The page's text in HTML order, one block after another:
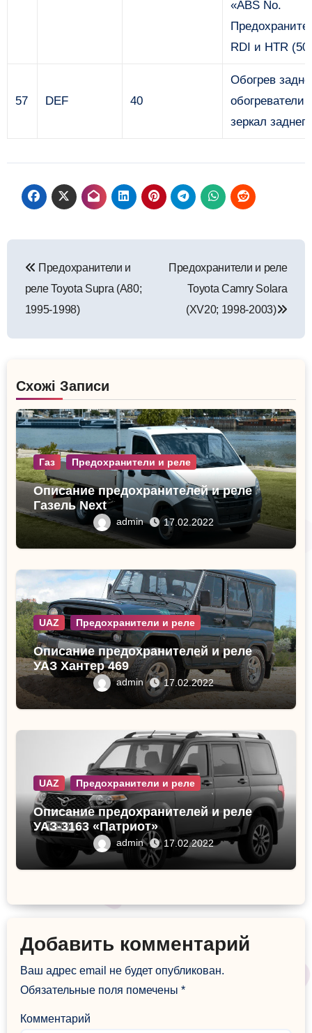
«ABS No.
RDI и HTR (50
57 DEF 40
Обогрев
обогреватели
зеркал
по
записям
Предохранители и
реле Toyota Supra (A80;
1995-1998)
Предохранители и реле
Toyota Camry Solara
(XV20; 1998-2003)
Схожі Записи
Газ Предохранители и реле
Описание предохранителей и реле
Газель Next
admin 17.02.2022
UAZ Предохранители и реле
Описание предохранителей и реле
УАЗ Хантер 469
admin 17.02.2022
UAZ Предохранители и реле
Описание предохранителей и реле
УАЗ-3163 «Патриот»
admin 17.02.2022
Добавить комментарий
Ваш адрес email не будет опубликован.
Обязательные поля помечены*
Комментарий